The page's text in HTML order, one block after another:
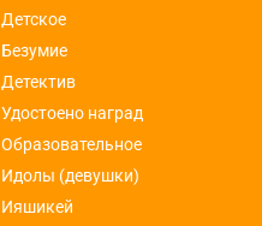
Детское
Безумие
Детектив
Удостоено наград
Образовательное
Идолы (девушки)
Ияшикей